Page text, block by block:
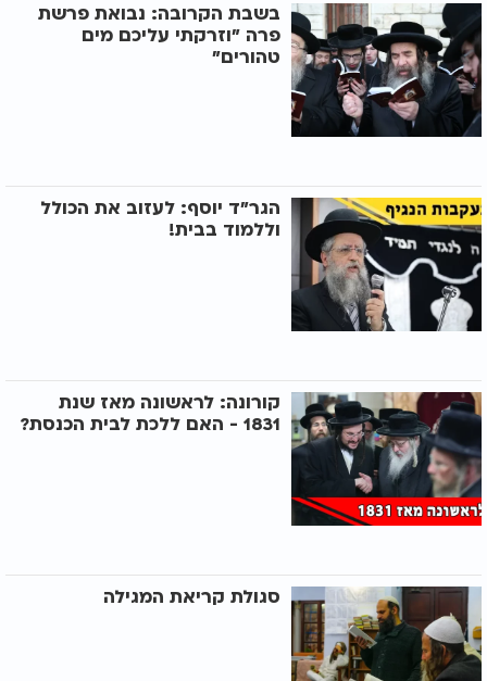
בשבת הקרובה: נבואת פרשת
פרה "וזרקתי עליכם מים
טהורים"
הגר"ד יוסף: לעזוב את הכולל
וללמוד בבית!
קורונה: לראשונה מאז שנת
1831 - האם ללכת לבית הכנסת?
סגולת קריאת המגילה